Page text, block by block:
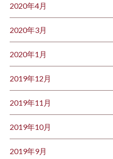
2020年4月
2020年3月
2020年1月
2019年12月
2019年11月
2019年10月
2019年9月